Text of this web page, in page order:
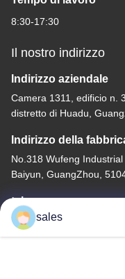
8:30-17:30
Il nostro indirizzo
Indirizzo aziendale
Camera 1311, edificio n.
distretto di Huadu,
Indirizzo della
No.318 Wufeng
Baiyun, GuangZhou,
tel
86-20-36969420
sales